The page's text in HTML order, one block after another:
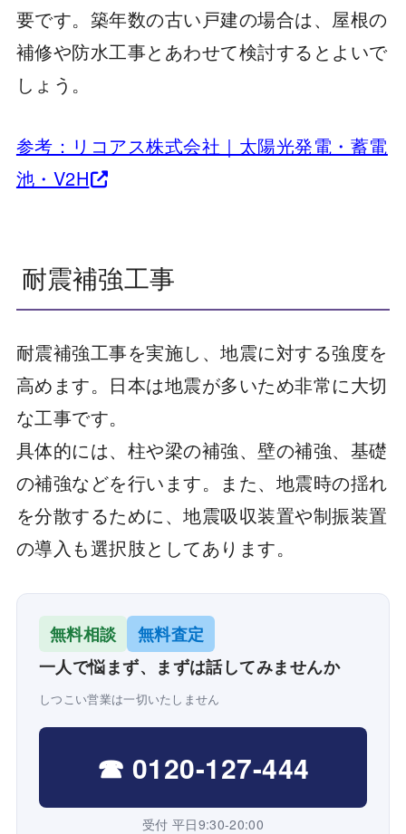
要です。築年数の古い戸建の場合は、屋根の
補修や防水工事とあわせて検討するとよいで
しょう。
参考：リコアス株式会社｜太陽光発電・蓄電
池・V2H
耐震補強工事
耐震補強工事を実施し、地震に対する強度を
高めます。日本は地震が多いため非常に大切
な工事です。
具体的には、柱や梁の補強、壁の補強、基礎
の補強などを行います。また、地震時の揺れ
を分散するために、地震吸収装置や制振装置
の導入も選択肢としてあります。
無料相談
無料査定
一人で悩まず、まずは話してみませんか
しつこい営業は一切いたしません
☎ 0120-127-444
受付 平日9:30-20:00